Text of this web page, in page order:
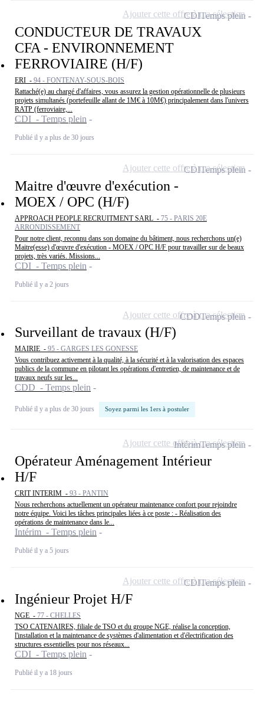
CONDUCTEUR DE TRAVAUX
CFA - ENVIRONNEMENT
FERROVIAIRE (H/F)
ERI - 94 - FONTENAY-SOUS-BOIS
Rattaché(e) au chargé d'affaires, vous assurez la gestion opérationnelle de plusieurs
projets simultanés (portefeuille allant de 1M€ à 10M€) principalement dans l'univers
RATP (ferroviaire,...
CDI - Temps plein
Publié il y a plus de 30 jours
CDITemps plein
Ajouter cette offre à ma sélection
Maitre d'œuvre d'exécution -
MOEX / OPC (H/F)
APPROACH PEOPLE RECRUITMENT SARL - 75 - PARIS 20E
ARRONDISSEMENT
Pour notre client, reconnu dans son domaine du bâtiment, nous recherchons un(e)
Maitre(esse) d'œuvre d'exécution - MOEX / OPC H/F pour travailler sur de beaux
projets, très variés. Missions...
CDI - Temps plein
Publié il y a 2 jours
CDITemps plein
Ajouter cette offre à ma sélection
Surveillant de travaux (H/F)
MAIRIE - 95 - GARGES LES GONESSE
Vous contribuez activement à la qualité, à la sécurité et à la valorisation des espaces
publics de la commune en pilotant les opérations d'entretien, de maintenance et de
travaux neufs sur les...
CDD - Temps plein
Publié il y a plus de 30 jours Soyez parmi les 1ers à postuler
CDDTemps plein
Ajouter cette offre à ma sélection
Opérateur Aménagement Intérieur
H/F
CRIT INTERIM - 93 - PANTIN
Nous recherchons actuellement un opérateur maintenance confort pour rejoindre
notre équipe. Voici les tâches principales liées à ce poste : - Réalisation des
opérations de maintenance dans le...
Intérim - Temps plein
Publié il y a 5 jours
IntérimTemps plein
Ajouter cette offre à ma sélection
Ingénieur Projet H/F
NGE - 77 - CHELLES
TSO CATENAIRES, filiale de TSO et du groupe NGE, réalise la conception,
l'installation et la maintenance de systèmes d'alimentation et d'électrification des
structures essentielles pour nos réseaux...
CDI - Temps plein
Publié il y a 18 jours
CDITemps plein
Ajouter cette offre à ma sélection